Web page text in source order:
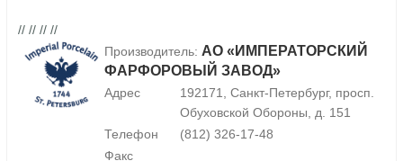
// // // //
Производитель: АО «ИМПЕРАТОРСКИЙ
ФАРФОРОВЫЙ ЗАВОД»
Адрес
192171, Санкт-Петербург, просп.
Обуховской Обороны, д. 151
Телефон
(812) 326-17-48
Факс